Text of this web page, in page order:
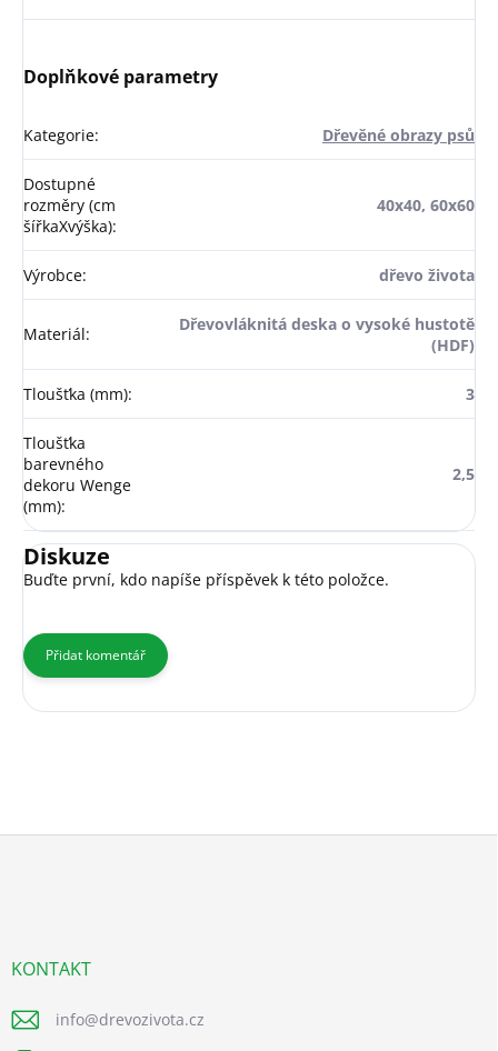
Doplňkové parametry
Kategorie: Dřevěné obrazy psů
Dostupné
rozměry (cm
šířkaXvýška):
40x40, 60x60
Výrobce: dřevo života
Materiál:
Dřevovláknitá deska o vysoké hustotě
(HDF)
Tloušťka (mm): 3
Tloušťka
barevného
dekoru Wenge
(mm):
2,5
Diskuze
Buďte první, kdo napíše příspěvek k této položce.
Přidat komentář
KONTAKT
info@drevozivota.cz